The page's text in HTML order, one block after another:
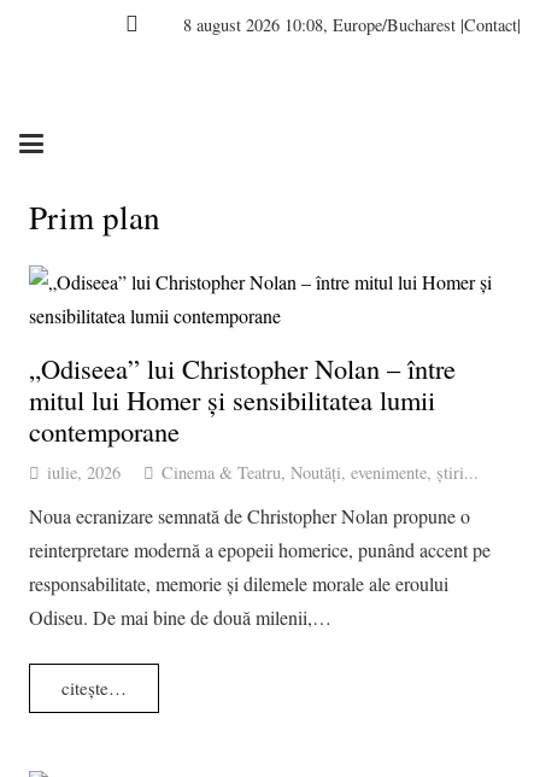
8 august 2026 10:08, Europe/Bucharest |Contact|
Prim plan
„Odiseea” lui Christopher Nolan – între
mitul lui Homer și sensibilitatea lumii
contemporane
iulie, 2026 Cinema & Teatru, Noutăți, evenimente, știri...
Noua ecranizare semnată de Christopher Nolan propune o
reinterpretare modernă a epopeii homerice, punând accent pe
responsabilitate, memorie și dilemele morale ale eroului
Odiseu. De mai bine de două milenii,…
citește…